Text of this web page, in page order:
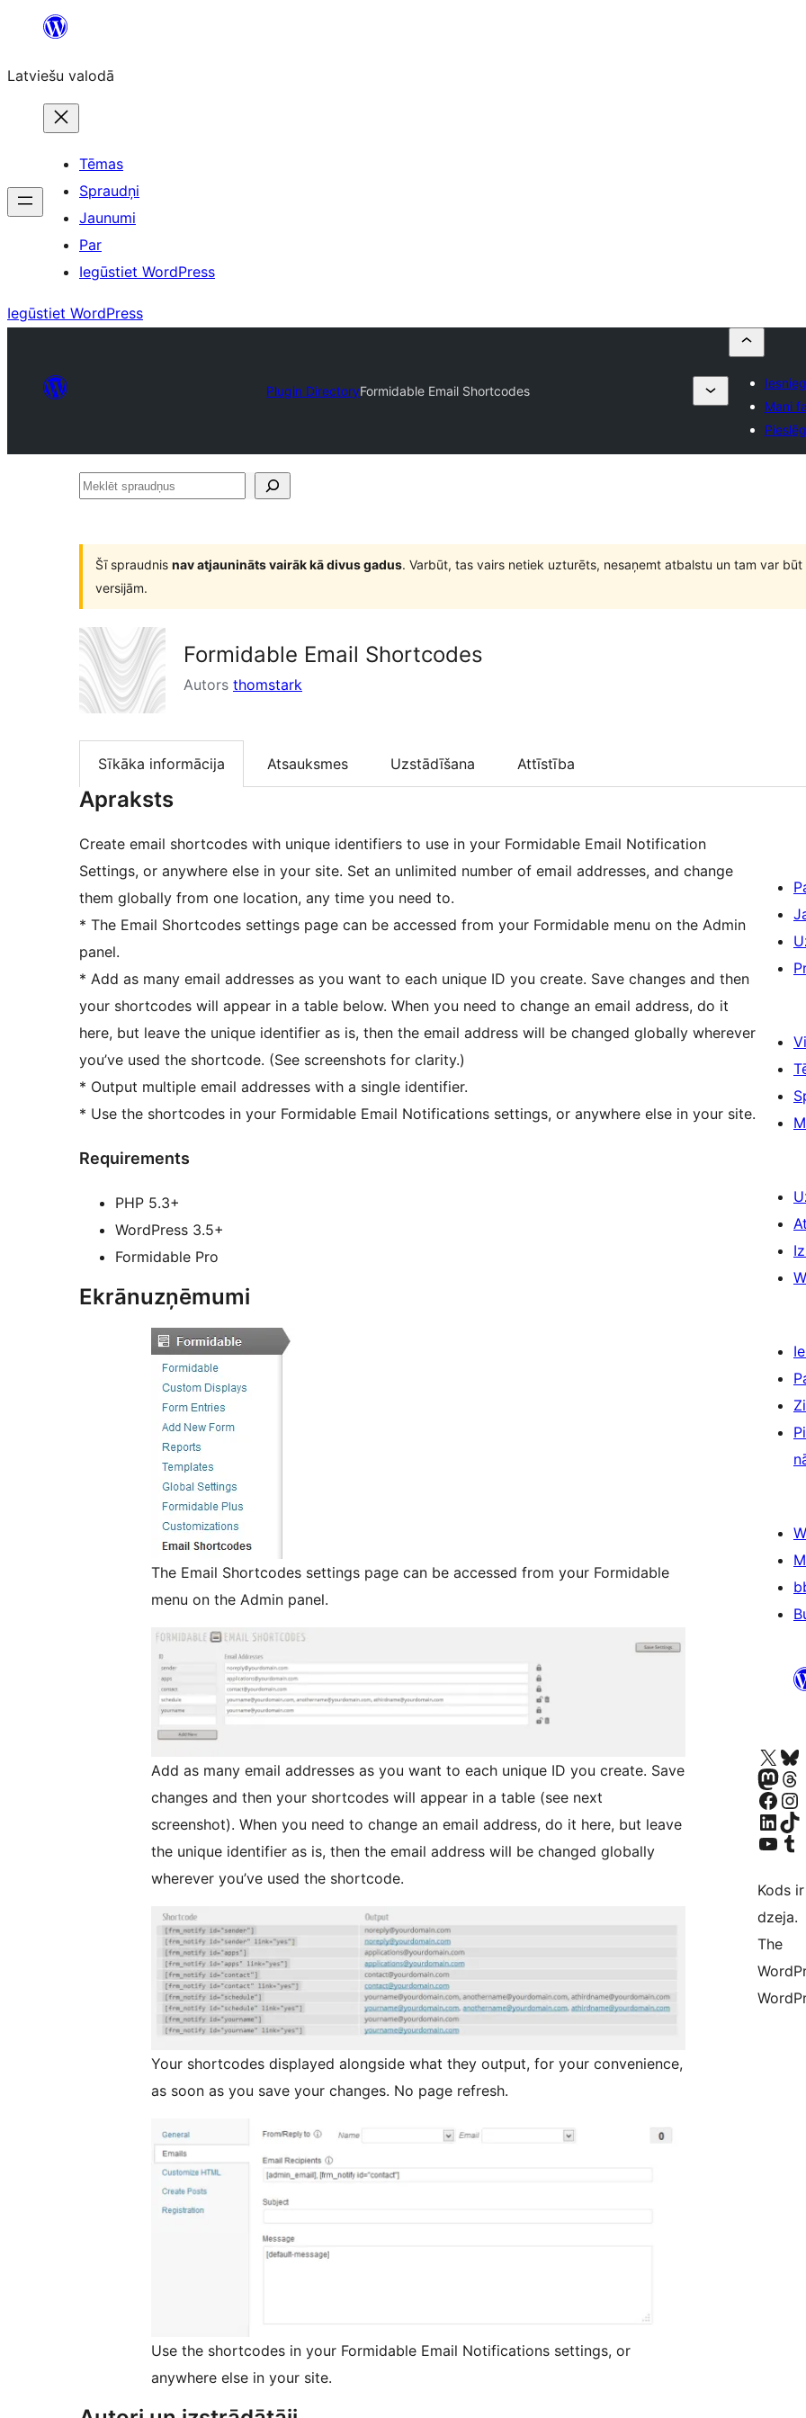
Pāriet
saturu
Latviešu valodā
Tēmas
Spraudņi
Jaunumi
Par
Iegūstiet WordPress
Iegūstiet WordPress
Plugin DirectoryFormidable Email Shortcodes
Mani
Meklēt
Šī spraudnis nav atjaunināts vairāk kā divus gadus. Varbūt, tas vairs netiek uzturēts, nesaņemt atbalstu un tam var
versijām.
Formidable Email Shortcodes
Autors thomstark
Sīkāka informācija Atsauksmes Uzstādīšana Attīstība
Apraksts
Create email shortcodes with unique identifiers to use in your Formidable Email Notification
Settings, or anywhere else in your site. Set an unlimited number of email addresses, and change
them globally from one location, any time you need to.
* The Email Shortcodes settings page can be accessed from your Formidable menu on the Admin
panel.
* Add as many email addresses as you want to each unique ID you create. Save changes and then
your shortcodes will appear in a table below. When you need to change an email address, do it
here, but leave the unique identifier as is, then the email address will be changed globally wherever
you’ve used the shortcode. (See screenshots for clarity.)
* Output multiple email addresses with a single identifier.
* Use the shortcodes in your Formidable Email Notifications settings, or anywhere else in your site.
Requirements
PHP 5.3+
WordPress 3.5+
Formidable Pro
Ekrānuzņēmumi
The Email Shortcodes settings page can be accessed from your Formidable
menu on the Admin panel.
Add as many email addresses as you want to each unique ID you create. Save
changes and then your shortcodes will appear in a table (see next
screenshot). When you need to change an email address, do it here, but leave
the unique identifier as is, then the email address will be changed globally
wherever you’ve used the shortcode.
Your shortcodes displayed alongside what they output, for your convenience,
as soon as you save your changes. No page refresh.
Use the shortcodes in your Formidable Email Notifications settings, or
anywhere else in your site.
Apmeklējiet mūsu X (agrāk
Apmeklējiet
Apmeklējiet mūsu Mastodon kontu
Apmeklējiet
Apmeklējiet mūsu Facebook lapu
Apmeklējiet
Apmeklējiet mūsu LinkedIn kontu
Apmeklējiet
Apmeklējiet mūsuApmeklējiet
Kods ir
dzeja.
The